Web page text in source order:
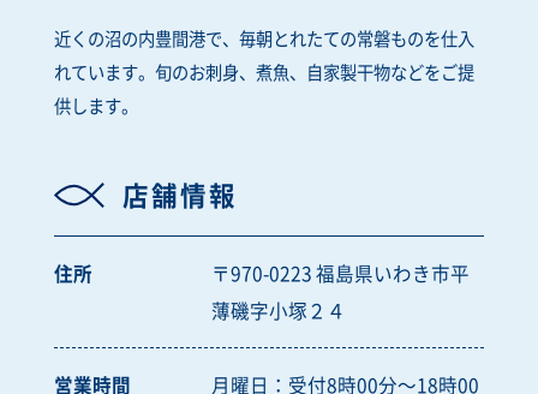
近くの沼の内豊間港で、毎朝とれたての常磐ものを仕入
れています。旬のお刺身、煮魚、自家製干物などをご提
供します。
店舗情報
住所
〒970-0223 福島県いわき市平
薄磯字小塚２４
営業時間
月曜日：受付8時00分～18時00